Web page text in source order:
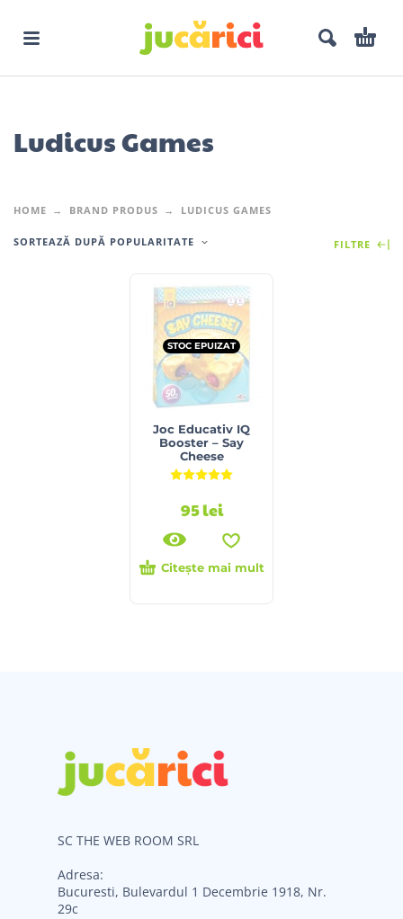
Ludicus Games
HOME BRAND PRODUS LUDICUS GAMES
SORTEAZĂ DUPĂ POPULARITATE FILTRE
STOC EPUIZAT
Joc Educativ IQ
Booster – Say
Cheese
95lei
Citește mai mult
SC THE WEB ROOM SRL
Adresa:
Bucuresti, Bulevardul 1 Decembrie 1918, Nr.
29c